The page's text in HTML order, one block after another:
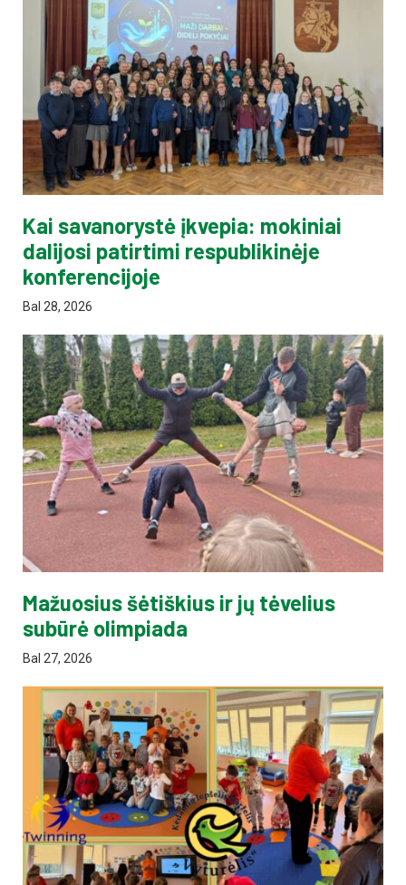
Kai savanorystė įkvepia: mokiniai
dalijosi patirtimi respublikinėje
konferencijoje
Bal 28, 2026
Mažuosius šėtiškius ir jų tėvelius
subūrė olimpiada
Bal 27, 2026